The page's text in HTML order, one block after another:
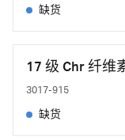
缺货
17 级 Chr 纤维
3017-915
缺货